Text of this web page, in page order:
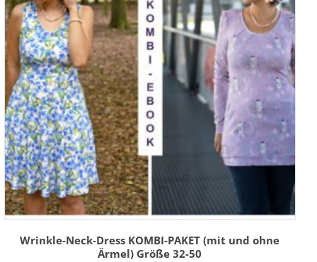
Wrinkle-Neck-Dress KOMBI-PAKET (mit und ohne
Ärmel) Größe 32-50